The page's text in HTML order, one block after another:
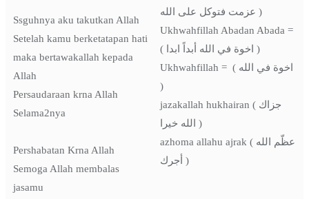
Ssguhnya aku takutkan Allah
Setelah kamu berketatapan hati
maka bertawakallah kepada
Allah
Persaudaraan krna Allah
Selama2nya
Pershabatan Krna Allah
Semoga Allah membalas
jasamu
عزمت فتوكل على الله )
Ukhwahfillah Abadan Abada =
( اخوة في الله أبداً ابدا )
Ukhwahfillah = ( اخوة في الله
)
jazakallah hukhairan ( جزاك
الله خيرا )
azhoma allahu ajrak ( عظّم الله
أجرك )